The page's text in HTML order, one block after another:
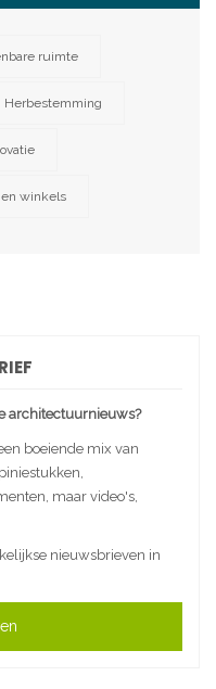
ruimte
Herbestemming
en winkels
architectuurnieuws?
boeiende mix van
maar video's,
nieuwsbrieven in